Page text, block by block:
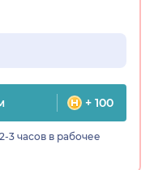
+ 100
3 часов в рабочее